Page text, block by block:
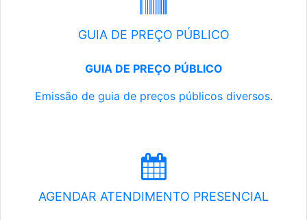
GUIA DE PREÇO PÚBLICO
GUIA DE PREÇO PÚBLICO
Emissão de guia de preços públicos diversos.
AGENDAR ATENDIMENTO PRESENCIAL